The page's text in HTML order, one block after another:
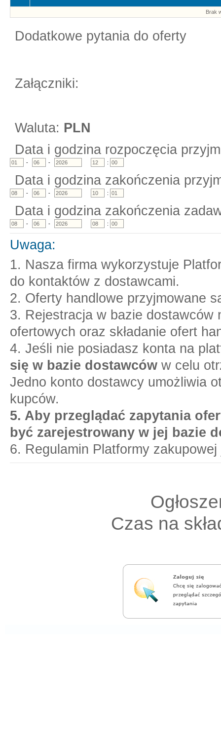
Brak
Dodatkowe pytania do oferty
Załączniki:
Waluta: PLN
Data i godzina rozpoczęcia
- - :
Data i godzina zakończenia
- - :
Data i godzina zakończenia
- - :
Uwaga:
1. Nasza firma wykorzystuje
do kontaktów z dostawcami.
2. Oferty handlowe przyjmowane
3. Rejestracja w bazie dostawców
ofertowych oraz składanie ofert
4. Jeśli nie posiadasz konta na
się w bazie dostawców w celu
Jedno konto dostawcy umożliwia
kupców.
5. Aby przeglądać zapytania
być zarejestrowany w jej bazie
6. Regulamin Platformy
Czas na